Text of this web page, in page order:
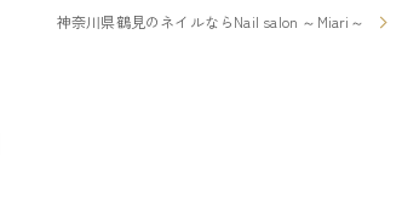
神奈川県鶴見のネイルならNail salon ～Miari～